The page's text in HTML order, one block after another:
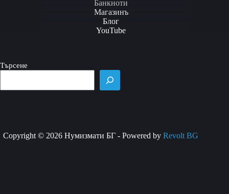
variants.
The
options
the
product
page
Банкноти
Магазинъ
Блог
YouTube
Търсене
Copyright © 2026 Нумизмати БГ - Powered byRevolt BG